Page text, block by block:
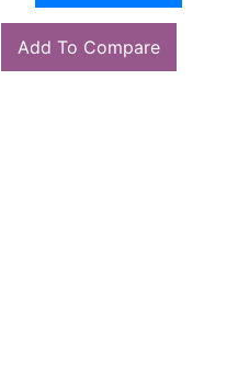
Add To Compare